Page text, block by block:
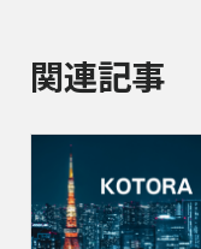
関連記事